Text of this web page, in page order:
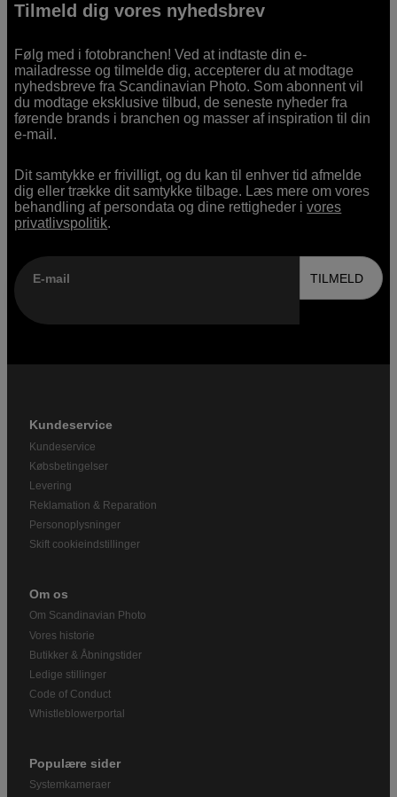
Tilmeld dig vores nyhedsbrev
Følg med i fotobranchen! Ved at indtaste din e-
mailadresse og tilmelde dig, accepterer du at modtage
nyhedsbreve fra Scandinavian Photo. Som abonnent vil
du modtage eksklusive tilbud, de seneste nyheder fra
førende brands i branchen og masser af inspiration til din
e-mail.
Dit samtykke er frivilligt, og du kan til enhver tid afmelde
dig eller trække dit samtykke tilbage. Læs mere om vores
behandling af persondata og dine rettigheder ivores
privatlivspolitik.
E-mail TILMELD
Kundeservice
Kundeservice
Købsbetingelser
Levering
Reklamation & Reparation
Personoplysninger
Skift cookieindstillinger
Om os
Om Scandinavian Photo
Vores historie
Butikker & Åbningstider
Ledige stillinger
Code of Conduct
Whistleblowerportal
Populære sider
Systemkameraer